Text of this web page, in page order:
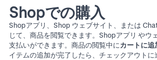
Shopでの購入
Shopアプリ、 Shop ウェブサイト
、または
じて、商品を閲覧できます。Shopアプリ やウ
支払いができます。商品の閲覧中にカートに追
イテムの追加が完了したら、チェックアウトに